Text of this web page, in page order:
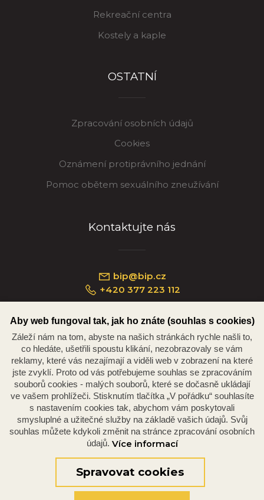
Rekreační centra
Kostely a kaple
OSTATNÍ
Zpracování osobních údajů
Cookies
Oznámení protiprávního jednání
Pomoc obětem sexuálního zneužívání
Kontaktujte nás
bip@bip.cz
+420 377 223 112
Náměstí Republiky 234/35, 301 00 Plzeň
Aby web fungoval tak, jak ho znáte (souhlas s cookies)
Záleží nám na tom, abyste na našich stránkách rychle našli to,
co hledáte, ušetřili spoustu klikání, nezobrazovaly se vám
reklamy, které vás nezajímají a viděli web v zobrazení na které
jste zvyklí. Proto od vás potřebujeme souhlas se zpracováním
souborů cookies - malých souborů, které se dočasně ukládají
ve vašem prohlížeči. Stisknutím tlačítka „V pořádku“ souhlasíte
s nastavením cookies tak, abychom vám poskytovali
smysluplné a užitečné služby na základě vašich údajů. Svůj
souhlas můžete kdykoli změnit na stránce zpracování osobních
údajů. Více informací
Spravovat cookies